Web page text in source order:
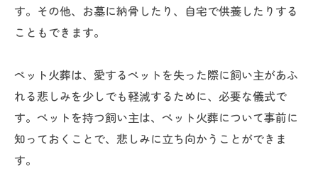
す。その他、お墓に納骨したり、自宅で供養したりする
こともできます。
ペット火葬は、愛するペットを失った際に飼い主があふ
れる悲しみを少しでも軽減するために、必要な儀式で
す。ペットを持つ飼い主は、ペット火葬について事前に
知っておくことで、悲しみに立ち向かうことができま
す。